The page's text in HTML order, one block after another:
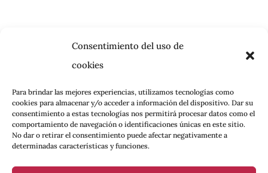
Consentimiento del uso de
cookies
Para brindar las mejores experiencias, utilizamos tecnologías como
cookies para almacenar y/o acceder a información del dispositivo. Dar su
consentimiento a estas tecnologías nos permitirá procesar datos como el
comportamiento de navegación o identificaciones únicas en este sitio.
No dar o retirar el consentimiento puede afectar negativamente a
determinadas características y funciones.